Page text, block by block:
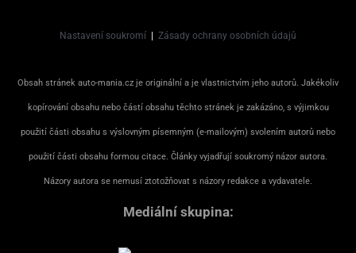
Nastavení soukromí Zásady ochrany osobních údajů
Obsah stránek auto-mania.cz je originální a je vlastnictvím jeho autorů. Jakékoliv
kopírování obsahu nebo částí obsahu těchto stránek je zakázáno, s výjimkou
použití části obsahu s výslovným písemným (e-mailovým) svolením autorů nebo
použití části obsahu formou citace. Články vyjadřují soukromý názor autora.
Názory autora se nemusí ztotožňovat s názory redakce a vydavatele.
Mediální skupina: